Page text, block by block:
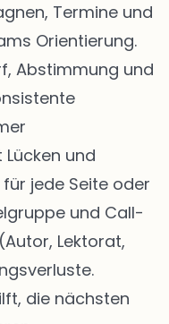
Termine und
Orientierung.
Abstimmung und
und
jede Seite oder
und Call-
Lektorat,
die nächsten